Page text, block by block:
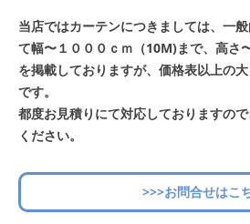
当店ではカーテンにつきましては、一
て幅〜１０００ｃｍ（10M)まで、高さ
を掲載しておりますが、価格表以上の
です。
都度お見積りにて対応しておりますの
ください。
>>>お問合せはこ